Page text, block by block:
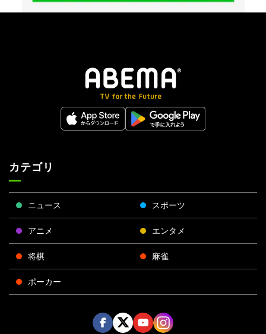
カテゴリ
ニュース スポーツ
アニメ エンタメ
将棋 麻雀
ポーカー